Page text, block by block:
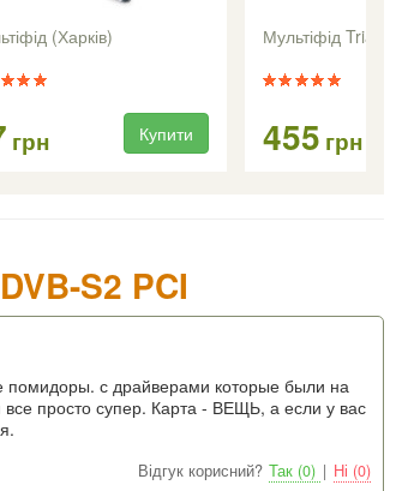
(Харків)
грн Купити
Мультіфід Triax -
455 грн
S2 PCI
с драйверами которые были на
просто супер. Карта - ВЕЩЬ, а если у вас
Відгук корисний? Так (0) | Ні (0)